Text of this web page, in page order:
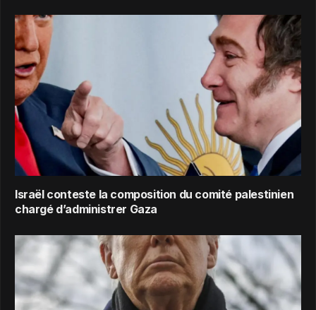
Israël conteste la composition du comité palestinien
chargé d’administrer Gaza